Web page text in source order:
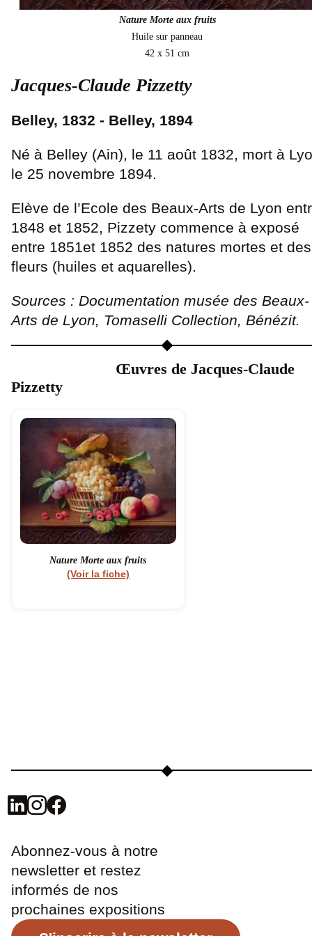
Nature Morte aux fruits
Huile sur panneau
42 x 51 cm
Jacques-Claude Pizzetty
Belley, 1832 - Belley, 1894
Né à Belley (Ain), le 11 août 1832, mort à
le 25 novembre 1894.
Elève de l’Ecole des Beaux-Arts de Lyon
1848 et 1852, Pizzety commence à exposé
entre 1851et 1852 des natures mortes et des
fleurs (huiles et aquarelles).
Sources : Documentation musée des Beaux-
Arts de Lyon, Tomaselli Collection, Bénézit.
Œuvres de Jacques-Claude
Pizzetty
Nature Morte aux fruits
(Voir la fiche)
Abonnez-vous à notre
newsletter et restez
informés de nos
prochaines expositions